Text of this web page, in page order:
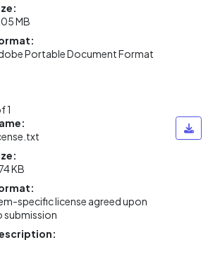
MB
Portable Document Format
1
KB
specific license agreed upon
submission